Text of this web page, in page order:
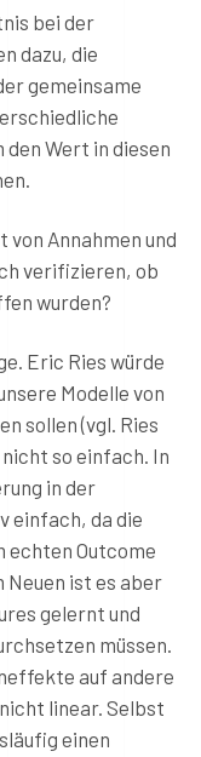
bei der
dazu, die
gemeinsame
den Wert in diesen
Annahmen und
verifizieren, ob
wurden?
Eric Ries würde
Modelle von
sollen (vgl. Ries
so einfach. In
in der
einfach, da die
echten Outcome
Neuen ist es aber
gelernt und
müssen.
auf andere
linear. Selbst
einen